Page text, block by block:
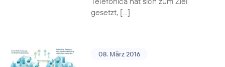
gesetzt, […]
08. März 2016